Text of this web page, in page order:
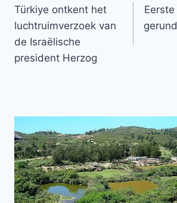
navigatie
Türkiye ontkent het
luchtruimverzoek van
de Israëlische
president Herzog